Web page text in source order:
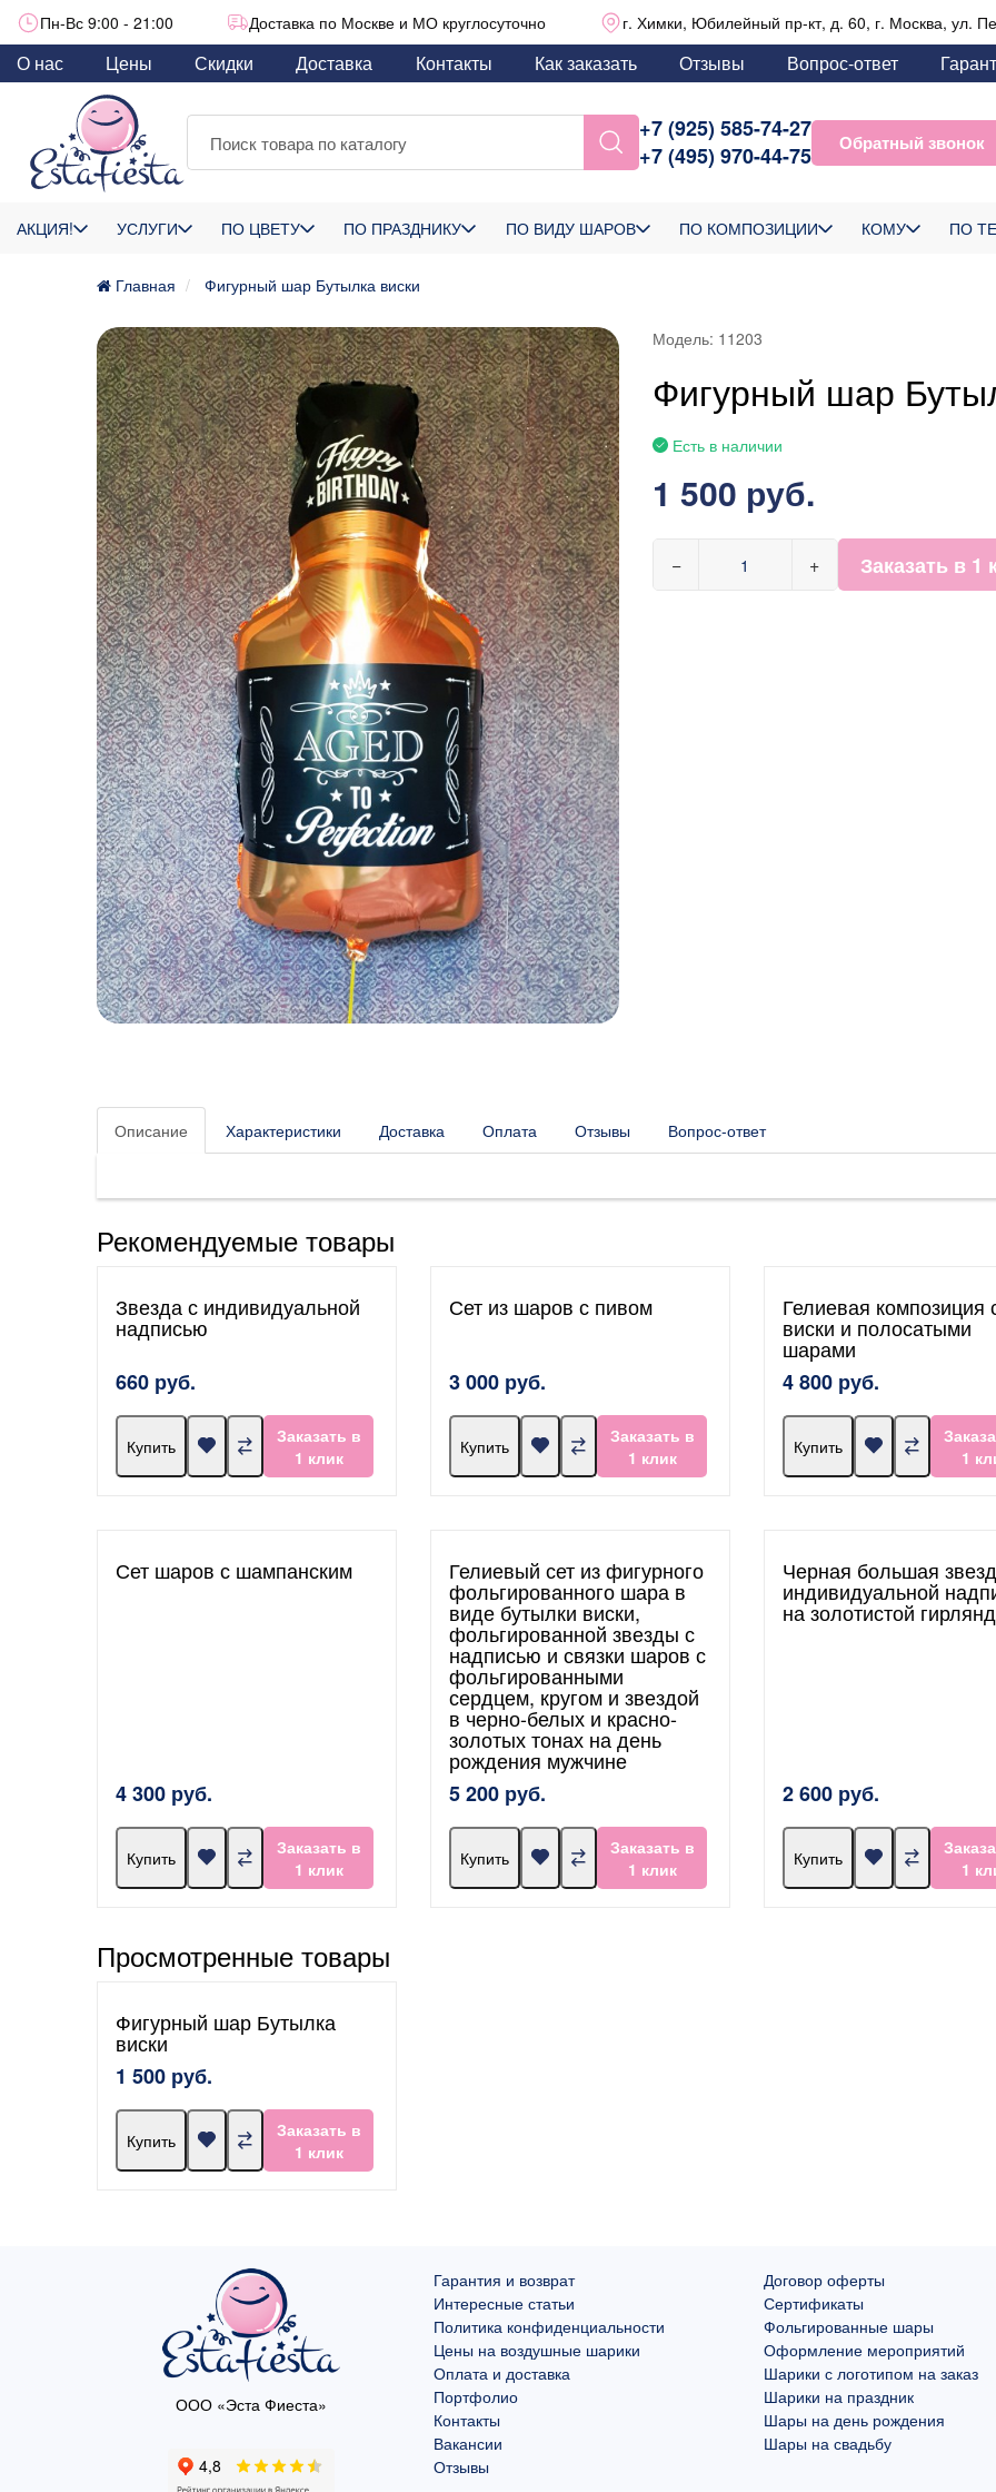
Пн-Вс 9:00 - 21:00 Доставка по Москве и МО круглосуточно г. Химки, Юбилейный пр-кт, д. 60, г. Москва, ул.
О нас Цены Скидки Доставка Контакты Как заказать Отзывы Вопрос-ответ
+7 (925) 585-74-27
+7 (495) 970-44-75
Обратный звонок
АКЦИЯ! УСЛУГИ ПО ЦВЕТУ ПО ПРАЗДНИКУ ПО ВИДУ ШАРОВ ПО КОМПОЗИЦИИ КОМУ ПО
Главная Фигурный шар Бутылка виски
Модель: 11203
Фигурный шар
Есть в наличии
1 500 руб.
− + Заказать в 1
Описание Характеристики Доставка Оплата Отзывы Вопрос-ответ
Рекомендуемые товары
Звезда с индивидуальной
надписью
660 руб.
Купить
Заказать в
1 клик
Сет из шаров с пивом
3 000 руб.
Купить
Заказать в
1 клик
Гелиевая композиция
виски и полосатыми
шарами
4 800 руб.
Купить
1
Сет шаров с шампанским
4 300 руб.
Купить
Заказать в
1 клик
Гелиевый сет из фигурного
фольгированного шара в
виде бутылки виски,
фольгированной звезды с
надписью и связки шаров с
фольгированными
сердцем, кругом и звездой
в черно-белых и красно-
золотых тонах на день
рождения мужчине
5 200 руб.
Купить
Заказать в
1 клик
Черная большая
индивидуальной
на золотистой
2 600 руб.
Купить
1
Просмотренные товары
Фигурный шар Бутылка
виски
1 500 руб.
Купить
Заказать в
1 клик
ООО «Эста Фиеста»
Гарантия и возврат
Интересные статьи
Политика конфиденциальности
Цены на воздушные шарики
Оплата и доставка
Портфолио
Контакты
Вакансии
Отзывы
Договор оферты
Сертификаты
Фольгированные шары
Оформление мероприятий
Шарики с логотипом на заказ
Шарики на праздник
Шары на день рождения
Шары на свадьбу